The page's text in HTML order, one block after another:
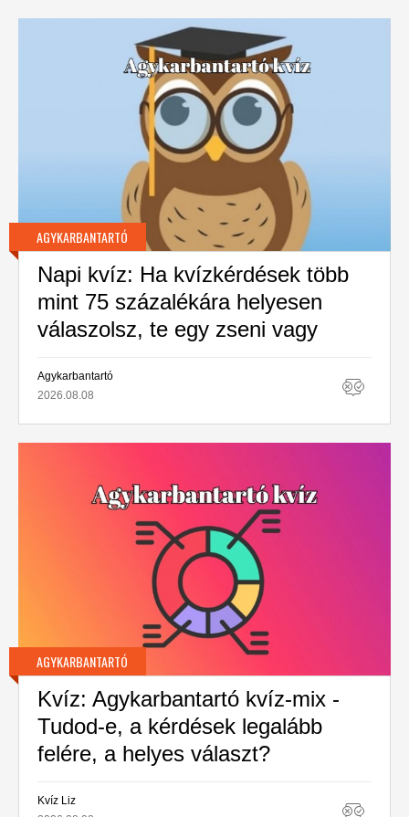
AGYKARBANTARTÓ
Napi kvíz: Ha kvízkérdések több
mint 75 százalékára helyesen
válaszolsz, te egy zseni vagy
Agykarbantartó
2026.08.08
AGYKARBANTARTÓ
Kvíz: Agykarbantartó kvíz-mix -
Tudod-e, a kérdések legalább
felére, a helyes választ?
Kvíz Liz